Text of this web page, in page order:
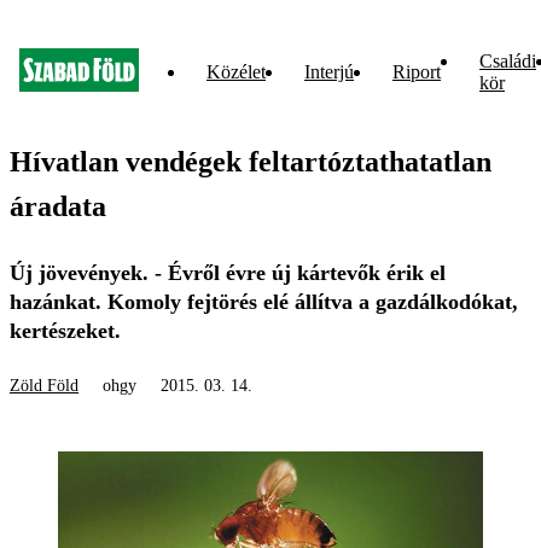
Közélet Interjú Riport
Családi
kör
Hívatlan vendégek feltartóztathatatlan
áradata
Új jövevények. - Évről évre új kártevők érik el
hazánkat. Komoly fejtörés elé állítva a gazdálkodókat,
kertészeket.
Zöld Föld ohgy 2015. 03. 14.